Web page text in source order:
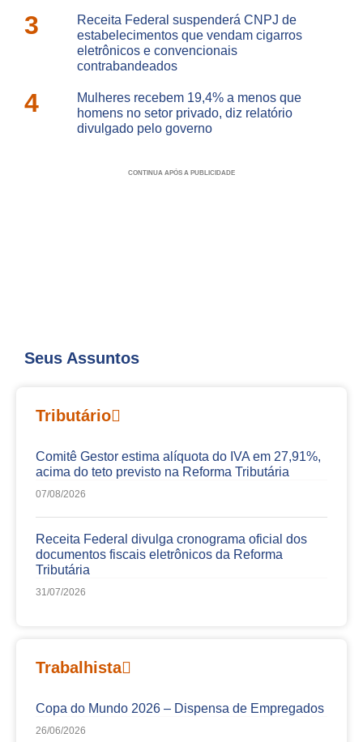
3
Receita Federal suspenderá CNPJ de
estabelecimentos que vendam cigarros
eletrônicos e convencionais
contrabandeados
4
Mulheres recebem 19,4% a menos que
homens no setor privado, diz relatório
divulgado pelo governo
CONTINUA APÓS A PUBLICIDADE
Seus Assuntos
Tributário
Comitê Gestor estima alíquota do IVA em 27,91%,
acima do teto previsto na Reforma Tributária
07/08/2026
Receita Federal divulga cronograma oficial dos
documentos fiscais eletrônicos da Reforma
Tributária
31/07/2026
Trabalhista
Copa do Mundo 2026 – Dispensa de Empregados
26/06/2026